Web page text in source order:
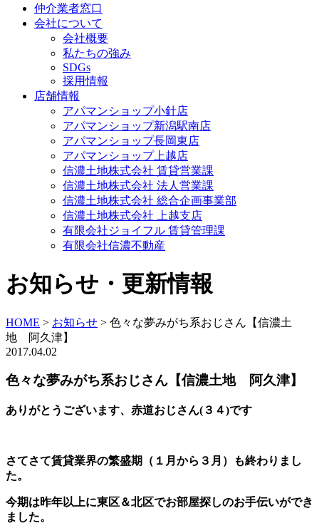
仲介業者窓口
会社について
会社概要
私たちの強み
SDGs
採用情報
店舗情報
アパマンショップ小針店
アパマンショップ新潟駅南店
アパマンショップ長岡東店
アパマンショップ上越店
信濃土地株式会社 賃貸営業課
信濃土地株式会社 法人営業課
信濃土地株式会社 総合企画事業部
信濃土地株式会社 上越支店
有限会社ジョイフル 賃貸管理課
有限会社信濃不動産
お知らせ・更新情報
HOME > お知らせ > 色々な夢みがち系おじさん【信濃土
地 阿久津】
2017.04.02
色々な夢みがち系おじさん【信濃土地 阿久津】
ありがとうございます、赤道おじさん(３４)です
さてさて賃貸業界の繁盛期（１月から３月）も終わりまし
た。
今期は昨年以上に東区＆北区でお部屋探しのお手伝いができ
ました。